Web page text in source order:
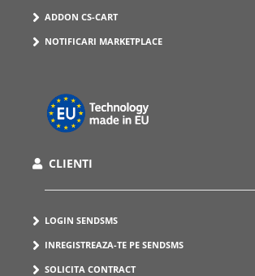
ADDON CS-CART
NOTIFICARI MARKETPLACE
CLIENTI
LOGIN SENDSMS
INREGISTREAZA-TE PE SENDSMS
SOLICITA CONTRACT